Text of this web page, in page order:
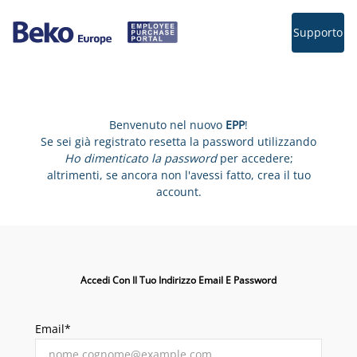
Supporto
Benvenuto nel nuovo EPP!
Se sei già registrato resetta la password utilizzando
Ho dimenticato la passwordper accedere;
altrimenti, se ancora non l'avessi fatto, crea il tuo
account.
Accedi Con Il Tuo Indirizzo Email E Password
Email*